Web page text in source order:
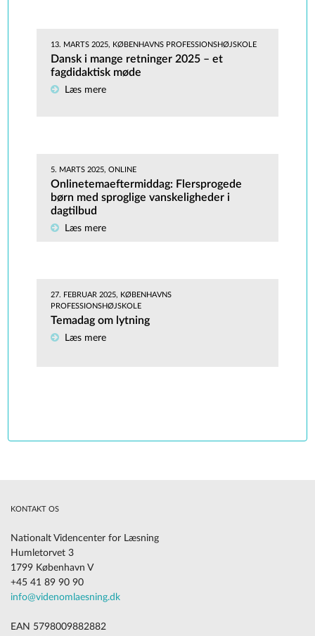
13. MARTS 2025, KØBENHAVNS PROFESSIONSHØJSKOLE
Dansk i mange retninger 2025 – et
fagdidaktisk møde
Læs mere
5. MARTS 2025, ONLINE
Onlinetemaeftermiddag: Flersprogede
børn med sproglige vanskeligheder i
dagtilbud
Læs mere
27. FEBRUAR 2025, KØBENHAVNS
PROFESSIONSHØJSKOLE
Temadag om lytning
Læs mere
KONTAKT OS
Nationalt Videncenter for Læsning
Humletorvet 3
1799 København V
+45 41 89 90 90
info@videnomlaesning.dk
EAN 5798009882882